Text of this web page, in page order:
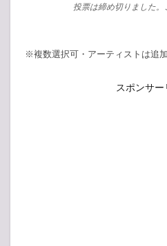
投票は締め切りました
※複数選択可・アーティストは追
スポンサー